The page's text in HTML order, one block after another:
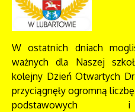
W ostatnich dniach
ważnych dla Naszej
kolejny Dzień Otwartych
przyciągnęły ogromną
podstawowych i